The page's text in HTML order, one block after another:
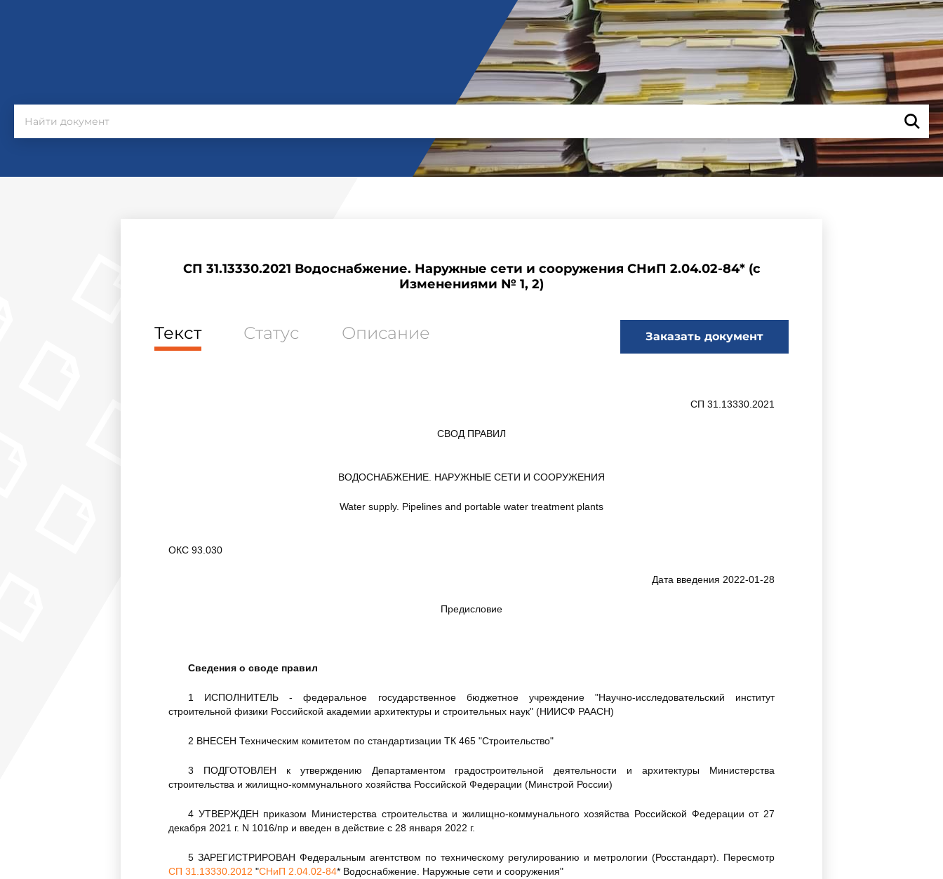
СП 31.13330.2021 Водоснабжение. Наружные сети и сооружения СНиП 2.04.02-84* (с
Изменениями № 1, 2)
Текст Статус Описание Заказать документ
СП 31.13330.2021
СВОД ПРАВИЛ
ВОДОСНАБЖЕНИЕ. НАРУЖНЫЕ СЕТИ И СООРУЖЕНИЯ
Water supply. Pipelines and portable water treatment plants
ОКС 93.030
Дата введения 2022-01-28
Предисловие
Сведения о своде правил
1 ИСПОЛНИТЕЛЬ - федеральное государственное бюджетное учреждение "Научно-исследовательский институт
строительной физики Российской академии архитектуры и строительных наук" (НИИСФ РААСН)
2 ВНЕСЕН Техническим комитетом по стандартизации ТК 465 "Строительство"
3 ПОДГОТОВЛЕН к утверждению Департаментом градостроительной деятельности и архитектуры Министерства
строительства и жилищно-коммунального хозяйства Российской Федерации (Минстрой России)
4 УТВЕРЖДЕН приказом Министерства строительства и жилищно-коммунального хозяйства Российской Федерации от 27
декабря 2021 г. N 1016/пр и введен в действие с 28 января 2022 г.
5 ЗАРЕГИСТРИРОВАН Федеральным агентством по техническому регулированию и метрологии (Росстандарт). Пересмотр
СП 31.13330.2012 "СНиП 2.04.02-84* Водоснабжение. Наружные сети и сооружения"